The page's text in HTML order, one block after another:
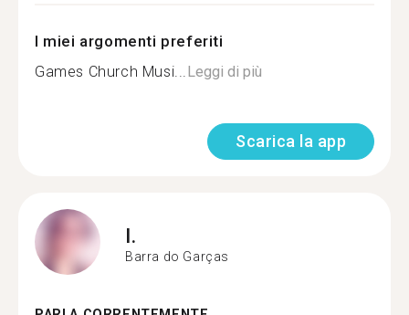
I miei argomenti preferiti
Games Church Musi...Leggi di più
Scarica la app
I.
Barra do Garças